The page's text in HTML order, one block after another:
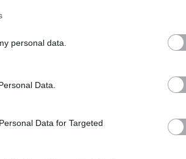
personal data.
Data.
Data for Targeted